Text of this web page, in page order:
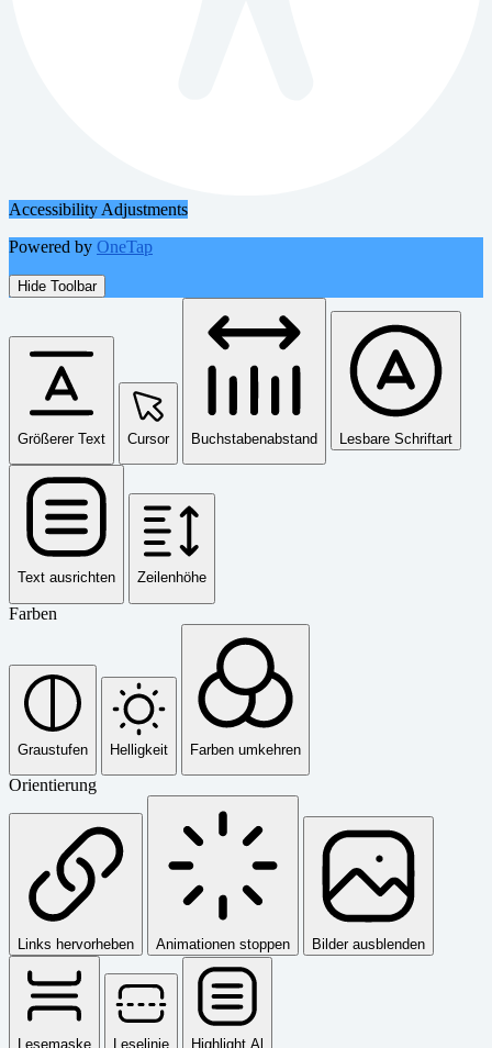
Accessibility Adjustments
Powered by OneTap
Hide Toolbar
Größerer Text Cursor Buchstabenabstand Lesbare Schriftart
Text ausrichten Zeilenhöhe
Farben
Graustufen Helligkeit Farben umkehren
Orientierung
Links hervorheben Animationen stoppen Bilder ausblenden
Lesemaske Leselinie Highlight Al